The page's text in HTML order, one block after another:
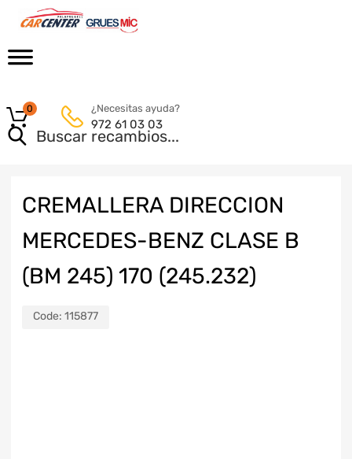
¿Necesitas ayuda?
972 61 03 03
0
CREMALLERA DIRECCION
MERCEDES-BENZ CLASE B
(BM 245) 170 (245.232)
Code: 115877